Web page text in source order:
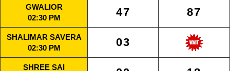
GWALIOR
02:30 PM
47 87
SHALIMAR SAVERA
02:30 PM
03
SHREE SAI